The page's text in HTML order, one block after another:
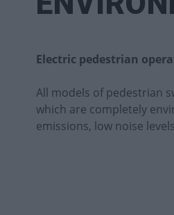
Electric pedestrian
All models of pedestrian
which are completely
emissions, low noise